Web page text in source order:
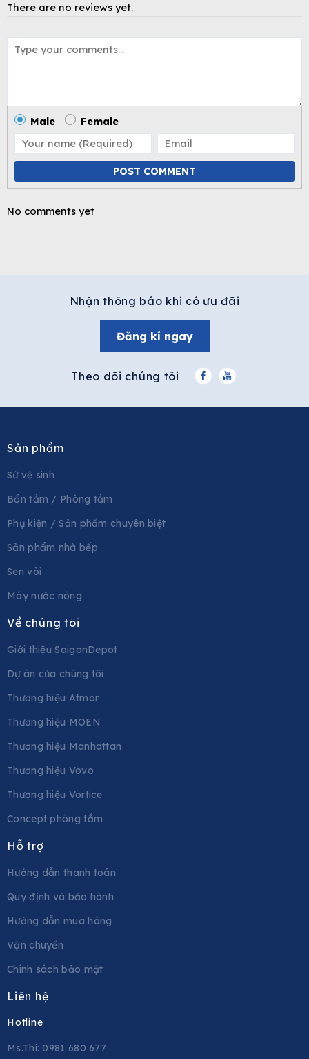
There are no reviews yet.
Male Female
POST COMMENT
No comments yet
Nhận thông báo khi có ưu đãi
Đăng kí ngay
Theo dõi chúng tôi
Sản phẩm
Sứ vệ sinh
Bồn tắm / Phòng tắm
Phụ kiện / Sản phẩm chuyên biệt
Sản phẩm nhà bếp
Sen vòi
Máy nước nóng
Về chúng tôi
Giới thiệu SaigonDepot
Dự án của chúng tôi
Thương hiệu Atmor
Thương hiệu MOEN
Thương hiệu Manhattan
Thương hiệu Vovo
Thương hiệu Vortice
Concept phòng tắm
Hỗ trợ
Hướng dẫn thanh toán
Quy định và bảo hành
Hướng dẫn mua hàng
Vận chuyển
Chính sách bảo mật
Liên hệ
Hotline
Ms.Thi: 0981 680 677